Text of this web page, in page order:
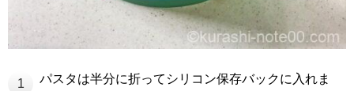
1
パスタは半分に折ってシリコン保存バックに入れま